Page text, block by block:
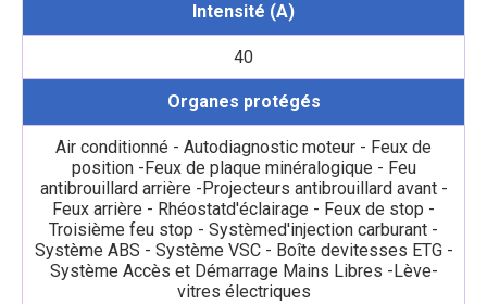
Intensité (A)
40
Organes protégés
Air conditionné - Autodiagnostic moteur - Feux de
position -Feux de plaque minéralogique - Feu
antibrouillard arrière -Projecteurs antibrouillard avant -
Feux arrière - Rhéostatd'éclairage - Feux de stop -
Troisième feu stop - Systèmed'injection carburant -
Système ABS - Système VSC - Boîte devitesses ETG -
Système Accès et Démarrage Mains Libres -Lève-
vitres électriques